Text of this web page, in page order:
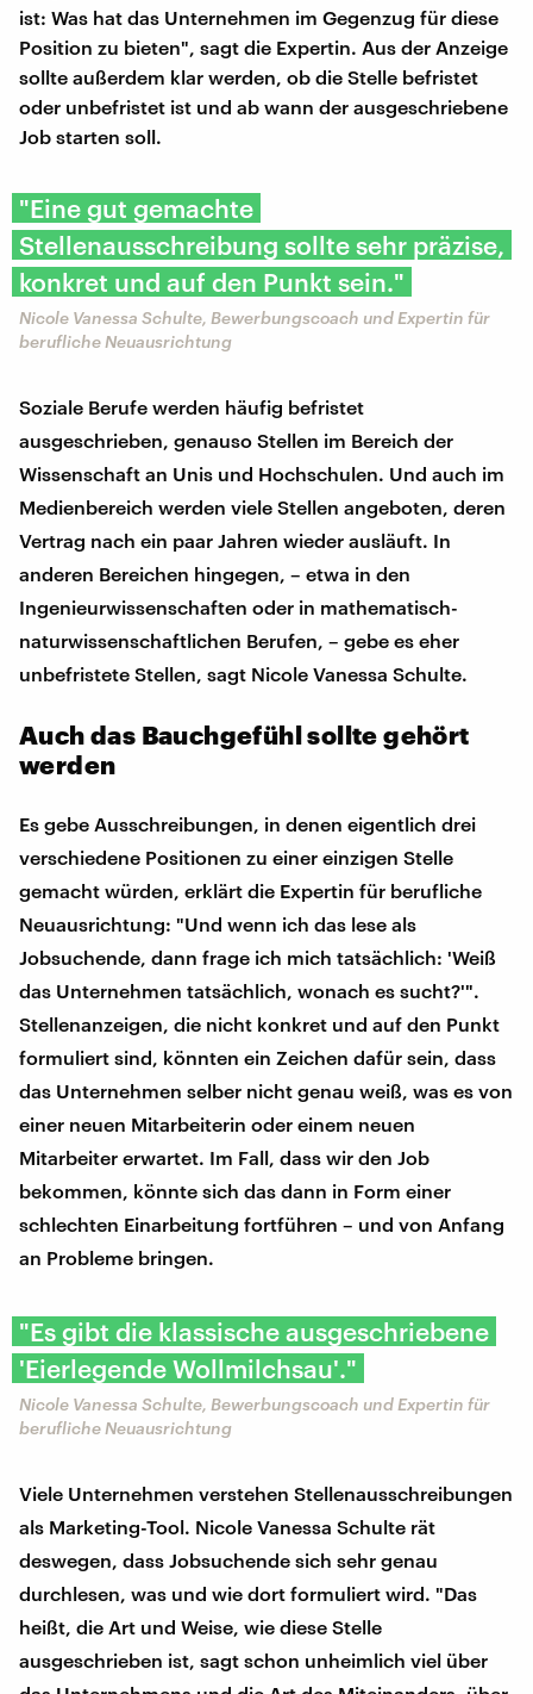
ist: Was hat das Unternehmen im Gegenzug für diese
Position zu bieten", sagt die Expertin. Aus der Anzeige
sollte außerdem klar werden, ob die Stelle befristet
oder unbefristet ist und ab wann der ausgeschriebene
Job starten soll.
"Eine gut gemachte
Stellenausschreibung sollte sehr präzise,
konkret und auf den Punkt sein."
Nicole Vanessa Schulte, Bewerbungscoach und Expertin für
berufliche Neuausrichtung
Soziale Berufe werden häufig befristet
ausgeschrieben, genauso Stellen im Bereich der
Wissenschaft an Unis und Hochschulen. Und auch im
Medienbereich werden viele Stellen angeboten, deren
Vertrag nach ein paar Jahren wieder ausläuft. In
anderen Bereichen hingegen, – etwa in den
Ingenieurwissenschaften oder in mathematisch-
naturwissenschaftlichen Berufen, – gebe es eher
unbefristete Stellen, sagt Nicole Vanessa Schulte.
Auch das Bauchgefühl sollte gehört
werden
Es gebe Ausschreibungen, in denen eigentlich drei
verschiedene Positionen zu einer einzigen Stelle
gemacht würden, erklärt die Expertin für berufliche
Neuausrichtung: "Und wenn ich das lese als
Jobsuchende, dann frage ich mich tatsächlich: 'Weiß
das Unternehmen tatsächlich, wonach es sucht?'".
Stellenanzeigen, die nicht konkret und auf den Punkt
formuliert sind, könnten ein Zeichen dafür sein, dass
das Unternehmen selber nicht genau weiß, was es von
einer neuen Mitarbeiterin oder einem neuen
Mitarbeiter erwartet. Im Fall, dass wir den Job
bekommen, könnte sich das dann in Form einer
schlechten Einarbeitung fortführen – und von Anfang
an Probleme bringen.
"Es gibt die klassische ausgeschriebene
'Eierlegende Wollmilchsau'."
Nicole Vanessa Schulte, Bewerbungscoach und Expertin für
berufliche Neuausrichtung
Viele Unternehmen verstehen Stellenausschreibungen
als Marketing-Tool. Nicole Vanessa Schulte rät
deswegen, dass Jobsuchende sich sehr genau
durchlesen, was und wie dort formuliert wird. "Das
heißt, die Art und Weise, wie diese Stelle
ausgeschrieben ist, sagt schon unheimlich viel über